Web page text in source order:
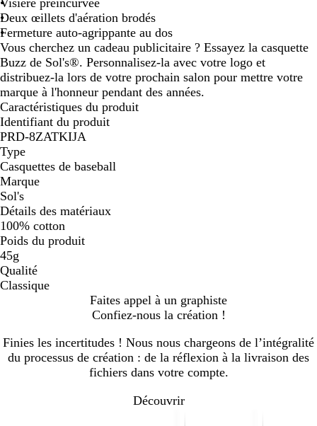
f
o
n
c
é
b
o
u
t
e
i
l
l
e
g
e
v
i
f
c
e
d
e
m
i
n
u
i
t
c
i
e
l
s
i
a
p
o
m
m
e
r
o
i
l
a
g
o
n
e
Deux œillets d'aération brodés
Fermeture auto-agrippante au dos
Vous cherchez un cadeau publicitaire ? Essayez la casquette
Buzz de Sol's®. Personnalisez-la avec votre logo et
distribuez-la lors de votre prochain salon pour mettre votre
marque à l'honneur pendant des années.
Caractéristiques du produit
Identifiant du produit
PRD-8ZATKIJA
Type
Casquettes de baseball
Marque
Sol's
Détails des matériaux
100% cotton
Poids du produit
45g
Qualité
Classique
Faites appel à un graphiste
Confiez-nous la création !
Finies les incertitudes ! Nous nous chargeons de l’intégralité
du processus de création : de la réflexion à la livraison des
fichiers dans votre compte.
Découvrir